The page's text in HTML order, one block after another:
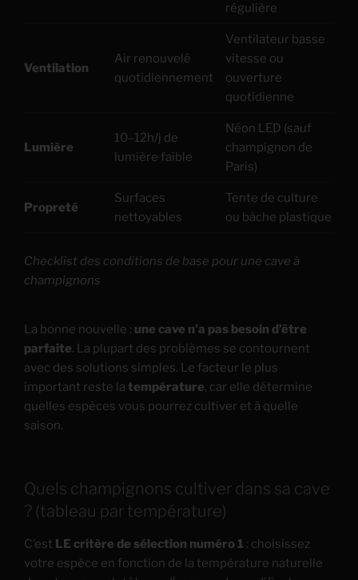
régulière
Ventilation
Air renouvelé
quotidiennement
Ventilateur basse
vitesse ou
ouverture
quotidienne
Lumière
10–12h/j de
lumière faible
Néon LED (sauf
champignon de
Paris)
Propreté
Surfaces
nettoyables
Tente de culture
ou bâche plastique
Checklist des conditions de base pour une cave à
champignons
La bonne nouvelle : une cave n’a pas besoin d’être
parfaite. La plupart des problèmes se contournent
avec des solutions simples. Le facteur le plus
important reste la température, car elle détermine
quelles espèces vous pourrez cultiver et à quelle
saison.
Quels champignons cultiver dans sa cave
? (tableau par température)
C’est LE critère de sélection numéro 1 : choisissez
votre espèce en fonction de la température naturelle